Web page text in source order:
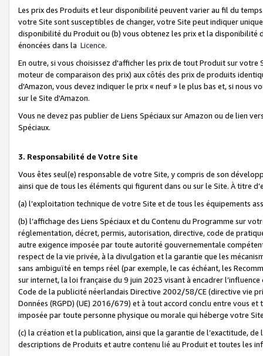
Les prix des Produits et leur disponibilité peuvent varier au fil du
votre Site sont susceptibles de changer, votre Site peut indiquer
disponibilité du Produit ou (b) vous obtenez les prix et la disponibilité
énoncées dans la Licence.
En outre, si vous choisissez d'afficher les prix de tout Produit sur
moteur de comparaison des prix) aux côtés des prix de produits
d'Amazon, vous devez indiquer le prix « neuf » le plus bas et, si nous
sur le Site d'Amazon.
Vous ne devez pas publier de Liens Spéciaux sur Amazon ou de lien
Spéciaux.
3. Responsabilité de Votre Site
Vous êtes seul(e) responsable de votre Site, y compris de son
ainsi que de tous les éléments qui figurent dans ou sur le Site. À titre
(a) l’exploitation technique de votre Site et de tous les équipements
(b) l’affichage des Liens Spéciaux et du Contenu du Programme sur
réglementation, décret, permis, autorisation, directive, code de
autre exigence imposée par toute autorité gouvernementale
respect de la vie privée, à la divulgation et la garantie que les
sans ambiguïté en temps réel (par exemple, le cas échéant, les
sur internet, la loi française du 9 juin 2023 visant à encadrer
Code de la publicité néerlandais Directive 2002/58/CE (directive vie
Données (RGPD) (UE) 2016/679) et à tout accord conclu entre vous
imposée par toute personne physique ou morale qui héberge votre
(c) la création et la publication, ainsi que la garantie de l’exactitude,
descriptions de Produits et autre contenu lié au Produit et toutes les